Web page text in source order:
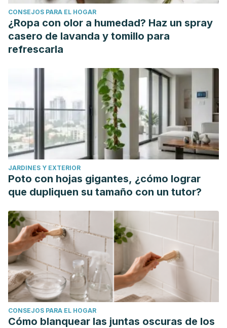
Disorders.https://doi.org/10.1177/1087054712466917
Hisil, Y., Sahin, F., & Omay, S. B. (2005). Composition of
Hypericum perforatum L. and its medical importance.
CONSEJOS PARA EL HOGAR
¿Ropa con olor a humedad? Haz un spray
casero de lavanda y tomillo para
refrescarla
JARDINES Y EXTERIOR
Poto con hojas gigantes, ¿cómo lograr
que dupliquen su tamaño con un tutor?
CONSEJOS PARA EL HOGAR
Cómo blanquear las juntas oscuras de los